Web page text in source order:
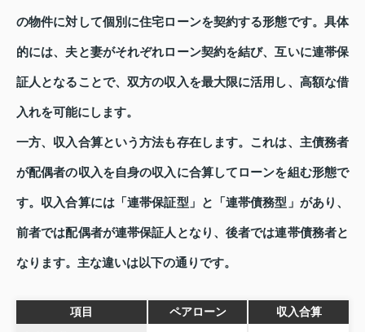
の物件に対して個別に住宅ローンを契約する形態です。具体
的には、夫と妻がそれぞれローン契約を結び、互いに連帯保
証人となることで、双方の収入を最大限に活用し、高額な借
入れを可能にします。
一方、収入合算という方法も存在します。これは、主債務者
が配偶者の収入を自身の収入に合算してローンを組む形態で
す。収入合算には「連帯保証型」と「連帯債務型」があり、
前者では配偶者が連帯保証人となり、後者では連帯債務者と
なります。主な違いは以下の通りです。
項目 ペアローン 収入合算